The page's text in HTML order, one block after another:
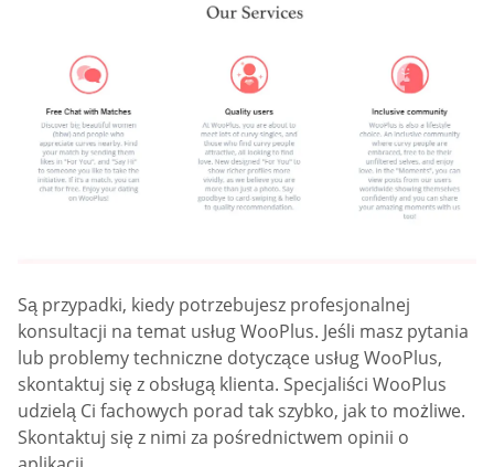
Są przypadki, kiedy potrzebujesz profesjonalnej
konsultacji na temat usług WooPlus. Jeśli masz pytania
lub problemy techniczne dotyczące usług WooPlus,
skontaktuj się z obsługą klienta. Specjaliści WooPlus
udzielą Ci fachowych porad tak szybko, jak to możliwe.
Skontaktuj się z nimi za pośrednictwem opinii o